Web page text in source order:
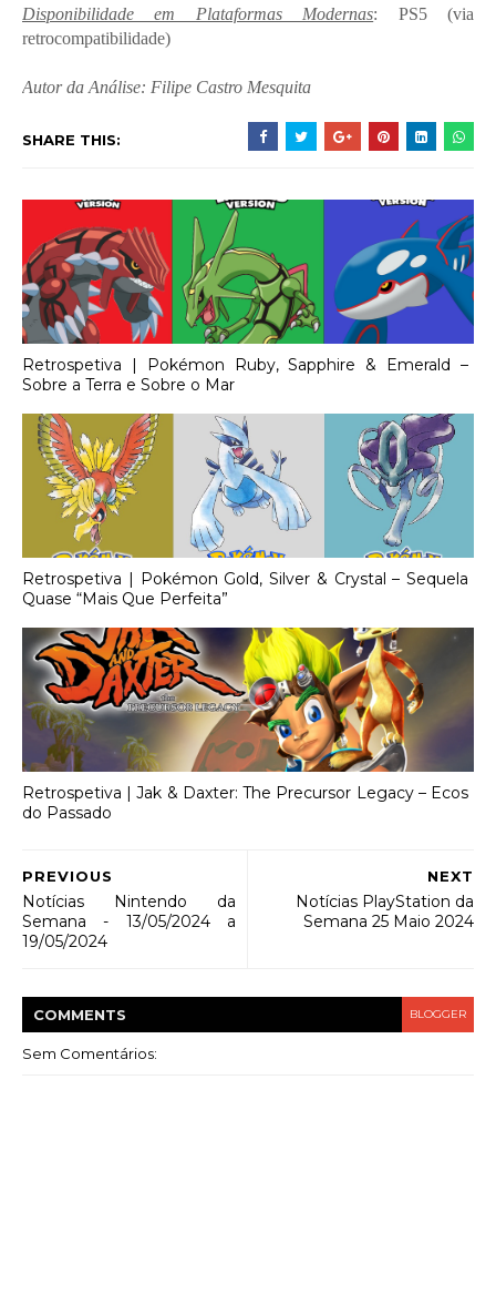
Disponibilidade em Plataformas Modernas: PS5 (via
retrocompatibilidade)
Autor da Análise: Filipe Castro Mesquita
SHARE THIS:
Retrospetiva | Pokémon Ruby, Sapphire & Emerald –
Sobre a Terra e Sobre o Mar
Retrospetiva | Pokémon Gold, Silver & Crystal – Sequela
Quase “Mais Que Perfeita”
Retrospetiva | Jak & Daxter: The Precursor Legacy – Ecos
do Passado
NEXT
Notícias PlayStation da
Semana 25 Maio 2024
PREVIOUS
Notícias Nintendo da
Semana - 13/05/2024 a
19/05/2024
COMMENTS BLOGGER
Sem Comentários: